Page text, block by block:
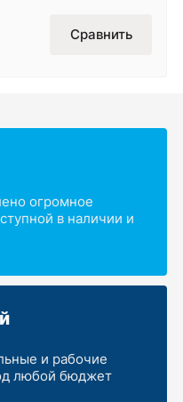
Сравнить
огромное
в наличии и
и рабочие
любой бюджет